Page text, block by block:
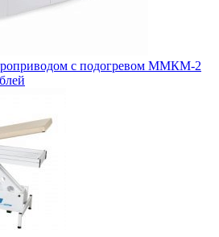
с подогревом ММКМ-2